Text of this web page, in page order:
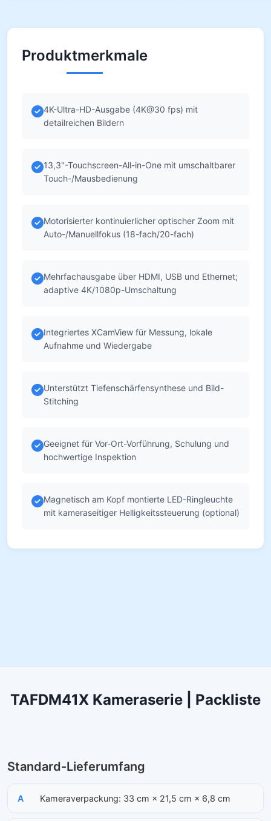
Produktmerkmale
4K-Ultra-HD-Ausgabe (4K@30 fps) mit
detailreichen Bildern
13,3"-Touchscreen-All-in-One mit umschaltbarer
Touch-/Mausbedienung
Motorisierter kontinuierlicher optischer Zoom mit
Auto-/Manuellfokus (18-fach/20-fach)
Mehrfachausgabe über HDMI, USB und Ethernet;
adaptive 4K/1080p-Umschaltung
Integriertes XCamView für Messung, lokale
Aufnahme und Wiedergabe
Unterstützt Tiefenschärfensynthese und Bild-
Stitching
Geeignet für Vor-Ort-Vorführung, Schulung und
hochwertige Inspektion
Magnetisch am Kopf montierte LED-Ringleuchte
mit kameraseitiger Helligkeitssteuerung (optional)
TAFDM41X Kameraserie | Packliste
Standard-Lieferumfang
A Kameraverpackung: 33 cm × 21,5 cm × 6,8 cm